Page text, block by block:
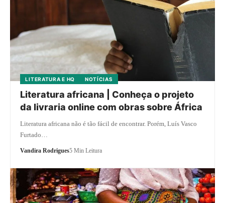
LITERATURA E HQ NOTÍCIAS
Literatura africana | Conheça o projeto
da livraria online com obras sobre África
Literatura africana não é tão fácil de encontrar. Porém, Luís Vasco
Furtado…
Vandira Rodrigues5 Min Leitura